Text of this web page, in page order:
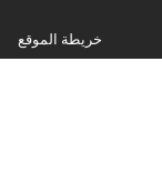
خريطة الموقع